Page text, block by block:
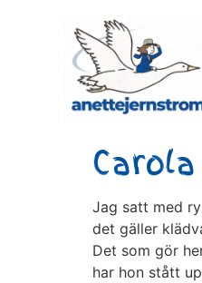
Jag satt med
det gäller
Det som gör
har hon stått